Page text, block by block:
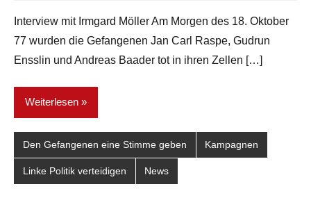
Interview mit Irmgard Möller Am Morgen des 18. Oktober
77 wurden die Gefangenen Jan Carl Raspe, Gudrun
Ensslin und Andreas Baader tot in ihren Zellen […]
Weiterlesen
Den Gefangenen eine Stimme geben Kampagnen
Linke Politik verteidigen News